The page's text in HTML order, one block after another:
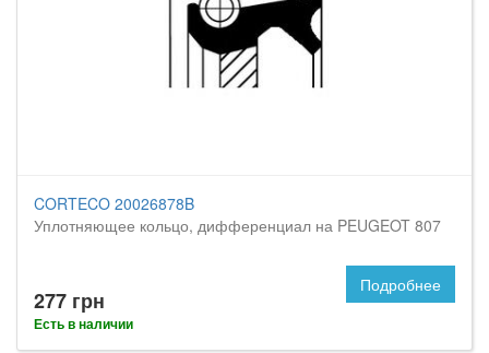
CORTECO 20026878B
Уплотняющее кольцо, дифференциал на PEUGEOT 807
277 грн
Есть в наличии
Подробнее